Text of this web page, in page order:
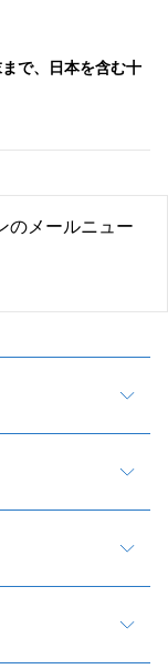
で、日本を含む十
のメールニュー